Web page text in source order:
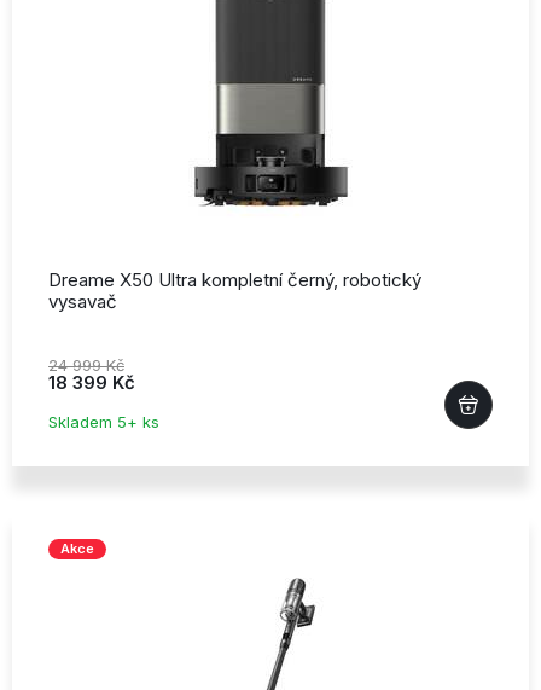
Dreame X50 Ultra kompletní černý, robotický
vysavač
24 999 Kč
18 399 Kč
Skladem 5+ ks
Akce